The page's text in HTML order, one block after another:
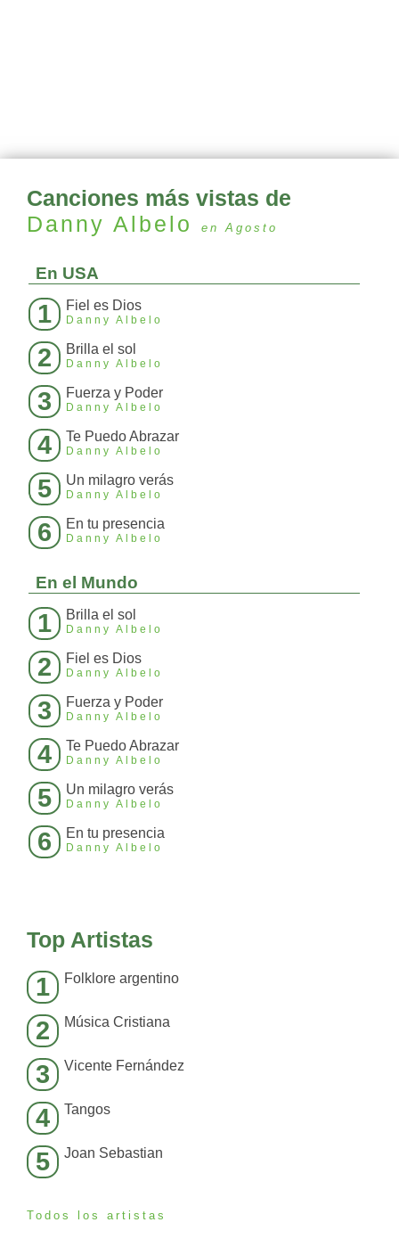
Canciones más vistas de
Danny Albelo
en Agosto
En USA
1 Fiel es Dios
Danny Albelo
2 Brilla el sol
Danny Albelo
3 Fuerza y Poder
Danny Albelo
4 Te Puedo Abrazar
Danny Albelo
5 Un milagro verás
Danny Albelo
6 En tu presencia
Danny Albelo
En el Mundo
1 Brilla el sol
Danny Albelo
2 Fiel es Dios
Danny Albelo
3 Fuerza y Poder
Danny Albelo
4 Te Puedo Abrazar
Danny Albelo
5 Un milagro verás
Danny Albelo
6 En tu presencia
Danny Albelo
Top Artistas
1 Folklore argentino
2 Música Cristiana
3 Vicente Fernández
4 Tangos
5 Joan Sebastian
Todos los artistas